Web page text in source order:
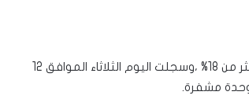
ارتفعت العملة الخاصة بأكبر منصة رقمية فى العالم “بينانس” بأكثر من 18% ،وسجلت اليوم الثلاثاء الموافق 12